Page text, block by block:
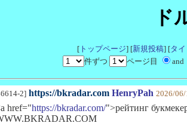
ド
[トップページ] [新規投稿] [タ
件ずつ
ページ目 and
2] https://bkradar.com HenryPah 2026/
href="https://bkradar.com/">рейтинг